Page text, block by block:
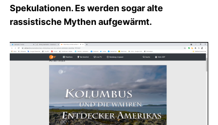
E
R
Spekulationen. Es werden sogar alte
rassistische Mythen aufgewärmt.